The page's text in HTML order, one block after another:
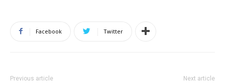
Facebook Twitter
Previous article Next article